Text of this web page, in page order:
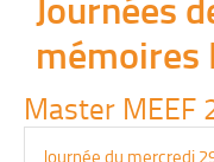
mémoires
Master MEEF
Journée du mercredi